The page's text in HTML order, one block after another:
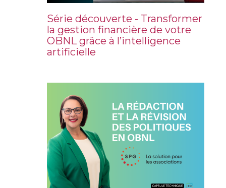
Série découverte - Transformer
la gestion financière de votre
OBNL grâce à l’intelligence
artificielle